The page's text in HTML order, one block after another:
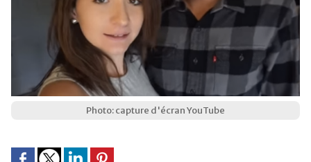
Photo: capture d'écran YouTube